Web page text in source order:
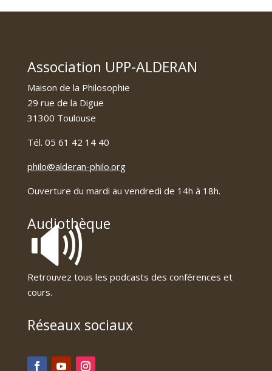
Association UPP-ALDERAN
Maison de la Philosophie
29 rue de la Digue
31300 Toulouse
Tél. 05 61 42 14 40
philo@alderan-philo.org
Ouverture du mardi au vendredi de 14h à 18h.
Audiothèque
🔊
Retrouvez tous les podcasts des conférences et
cours.
Réseaux sociaux